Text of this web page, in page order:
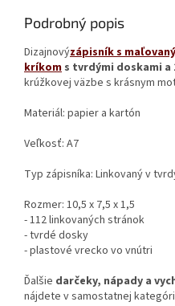
Podrobný popis
Dizajnovýzápisník s
kríkom s tvrdými doskami a
krúžkovej väzbe s krásnym
Materiál: papier a kartón
Veľkosť: A7
Typ zápisníka: Linkovaný v
Rozmer: 10,5 x 7,5 x 1,5
- 112 linkovaných stránok
- tvrdé dosky
- plastové vrecko vo vnútri
Ďalšie darčeky, nápady a
nájdete v samostatnej